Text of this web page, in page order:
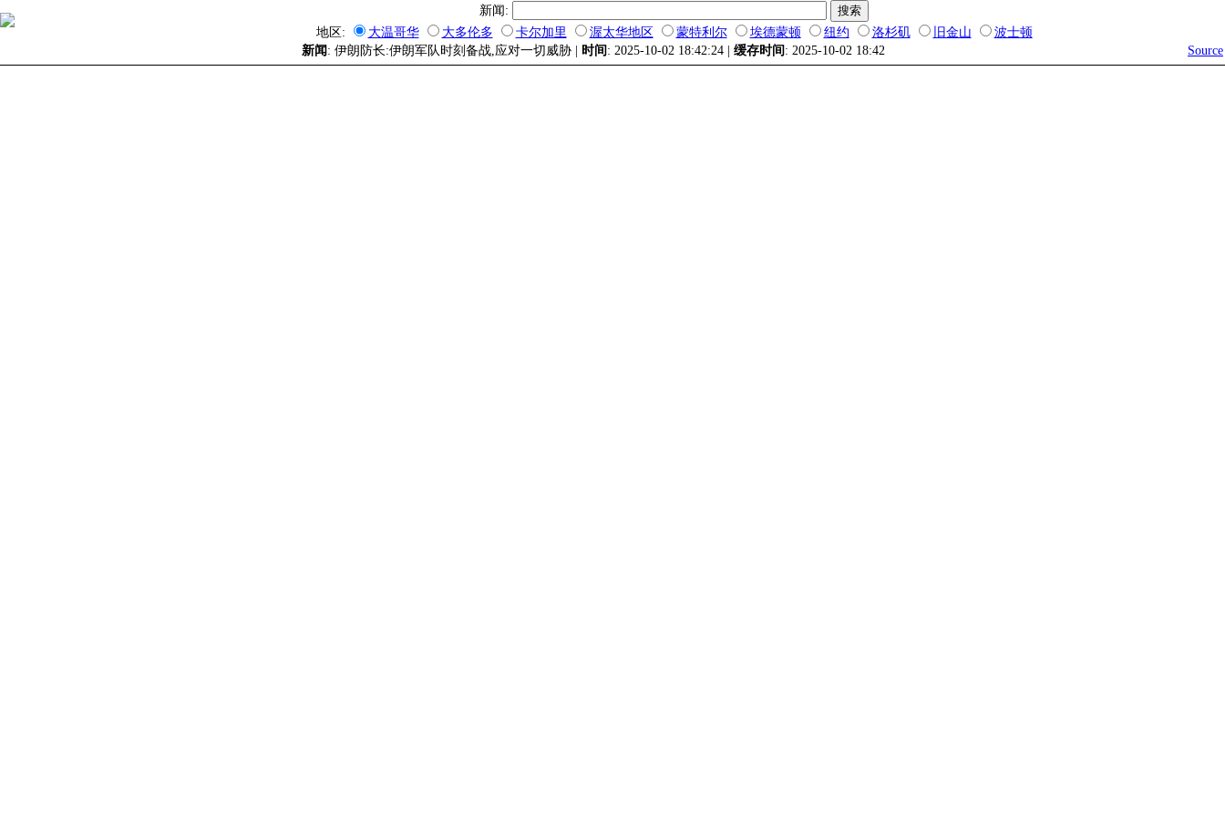
新闻:
地区:
大温哥华 大多伦多 卡尔加里 渥太华地区 蒙特利尔 埃德蒙顿 纽约 洛杉矶 旧金山
波士顿
新闻 : 伊朗防长:伊朗军队时刻备战,应对一切威胁 | 时间 : 2025-10-02 18:42:24 | 缓存时间 : 2025-10-02 18:42 Source